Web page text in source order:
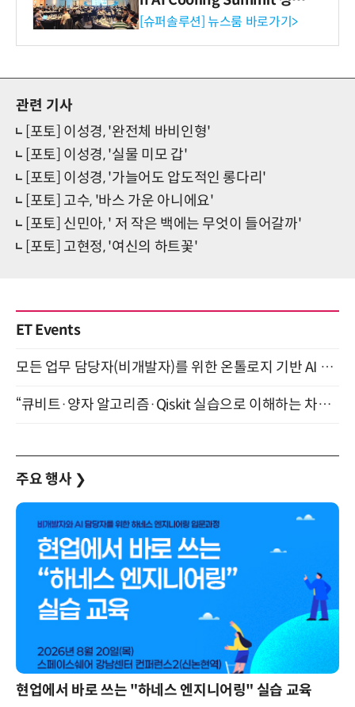
리 성료
[슈퍼솔루션] 뉴스룸 바로가기>
관련 기사
[포토] 이성경, '완전체 바비인형'
[포토] 이성경, '실물 미모 갑'
[포토] 이성경, '가늘어도 압도적인 롱다리'
[포토] 고수, '바스 가운 아니에요'
[포토] 신민아, ' 저 작은 백에는 무엇이 들어갈까'
[포토] 고현정, '여신의 하트꽃'
ET Events
모든 업무 담당자(비개발자)를 위한 온톨로지 기반 AI 지식체계 설계 1-day 워크숍 8월 20일 개최
“큐비트·양자 알고리즘·Qiskit 실습으로 이해하는 차세대 컴퓨팅” (8/28)
주요 행사 ❯
현업에서 바로 쓰는 "하네스 엔지니어링" 실습 교육